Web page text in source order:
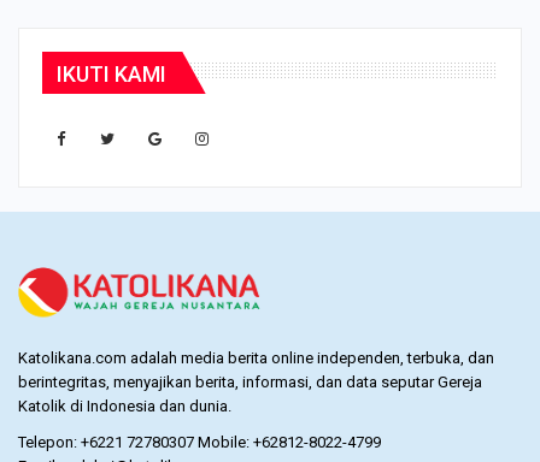
IKUTI KAMI
Katolikana.com adalah media berita online independen, terbuka, dan
berintegritas, menyajikan berita, informasi, dan data seputar Gereja
Katolik di Indonesia dan dunia.
Telepon: +6221 72780307 Mobile: +62812-8022-4799